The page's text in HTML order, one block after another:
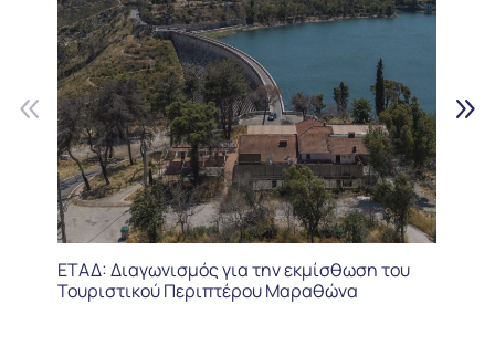
ΕΤΑΔ: Διαγωνισμός για την εκμίσθωση του
Τουριστικού Περιπτέρου Μαραθώνα